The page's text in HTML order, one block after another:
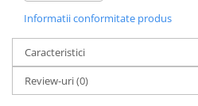
întemeiere.”fragmente
Informatii conformitate produs
Caracteristici
Review-uri(0)